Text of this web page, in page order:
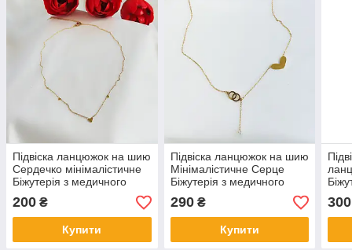
Підвіска ланцюжок на шию
Сердечко мінімалістичне
Біжутерія з медичного
золота Гіпоалергенні
прикраси
200 ₴
Купити
Підвіска ланцюжок на шию
Мінімалістичне Серце
Біжутерія з медичного
золота Гіпоалергенні
прикраси
290₴
Купити
300